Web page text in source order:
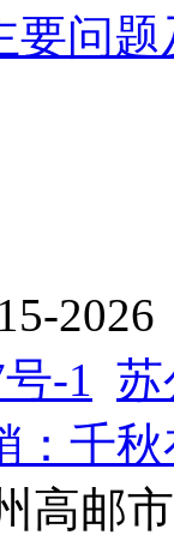
要问
-1 苏
：千
高邮